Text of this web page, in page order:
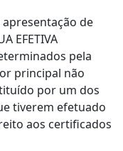
de
EFETIVA
pela
principal não
por um dos
tiverem efetuado
aos certificados